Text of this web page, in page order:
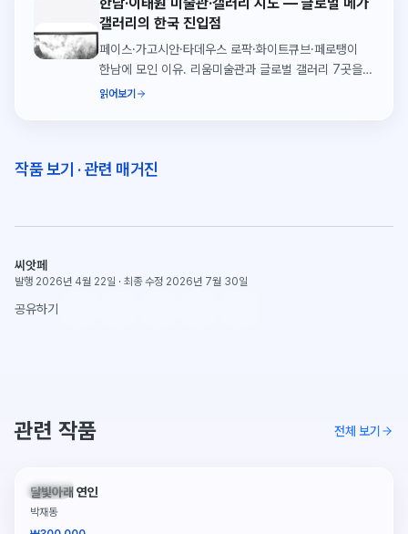
한남·이태원 미술관·갤러리 지도 — 글로벌 메가
갤러리의 한국 진입점
페이스·가고시안·타데우스 로팍·화이트큐브·페로탱이
한남에 모인 이유. 리움미술관과 글로벌 갤러리 7곳을
하루에 잇는 한남·이태원 지도.
읽어보기
작품 보기 ·관련 매거진
씨앗페
발행 2026년 4월 22일 · 최종 수정 2026년 7월 30일
공유하기
관련 작품 전체 보기
판매중
달빛아래 연인
박재동